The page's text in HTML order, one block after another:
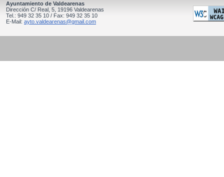
Ayuntamiento de Valdearenas
Dirección C/ Real, 5, 19196 Valdearenas
Tel.: 949 32 35 10 / Fax: 949 32 35 10
E-Mail: ayto.valdearenas@gmail.com